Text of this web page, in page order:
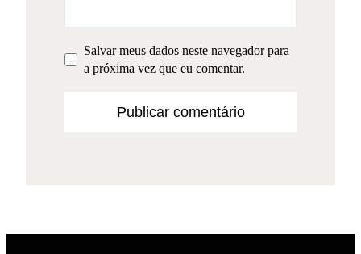
Salvar meus dados neste navegador para
a próxima vez que eu comentar.